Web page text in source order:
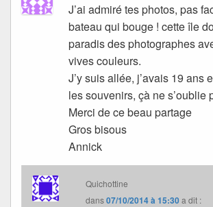
J’ai admiré tes photos, pas
bateau qui bouge ! cette île
paradis des photographes
vives couleurs.
J’y suis allée, j’avais 19 ans
les souvenirs, çà ne s’oublie
Merci de ce beau partage
Gros bisous
Annick
Quichottine
dans07/10/2014 à 15:30a dit :